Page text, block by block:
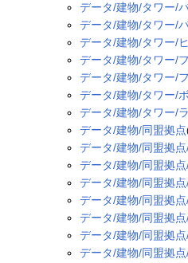
データ/建物/タワー/
データ/建物/タワー/
データ/建物/タワー/
データ/建物/タワー/
データ/建物/タワー/
データ/建物/タワー/
データ/建物/タワー/
データ/建物/同盟拠点
データ/建物/同盟拠
データ/建物/同盟拠
データ/建物/同盟拠
データ/建物/同盟拠
データ/建物/同盟拠
データ/建物/同盟拠
データ/建物/同盟拠